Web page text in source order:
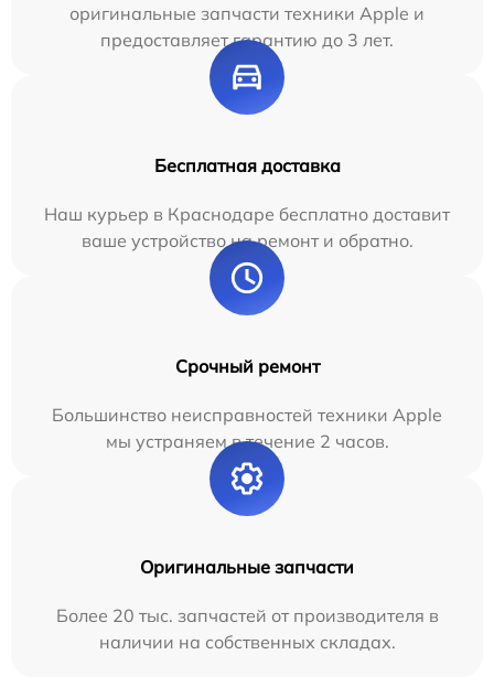
оригинальные запчасти техники Apple и
предоставляет гарантию до 3 лет.
Бесплатная доставка
Наш курьер в Краснодаре бесплатно доставит
ваше устройство на ремонт и обратно.
Срочный ремонт
Большинство неисправностей техники Apple
мы устраняем в течение 2 часов.
Оригинальные запчасти
Более 20 тыс. запчастей от производителя в
наличии на собственных складах.